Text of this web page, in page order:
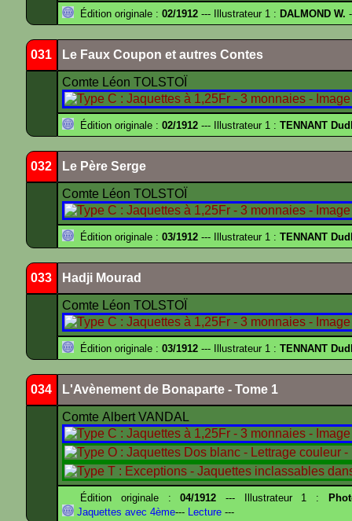
Édition originale : 02/1912 --- Illustrateur 1 : DALMOND W.
031 Le Faux Coupon et autres Contes
Comte Léon TOLSTOÏ
Édition originale : 02/1912 --- Illustrateur 1 : TENNANT
032 Le Père Serge
Comte Léon TOLSTOÏ
Édition originale : 03/1912 --- Illustrateur 1 : TENNANT
033 Hadji Mourad
Comte Léon TOLSTOÏ
Édition originale : 03/1912 --- Illustrateur 1 : TENNANT
034 L'Avènement de Bonaparte - Tome 1
Comte Albert VANDAL
Édition originale :04/1912 --- Illustrateur 1 :
Jaquettes avec 4ème--- Lecture ---